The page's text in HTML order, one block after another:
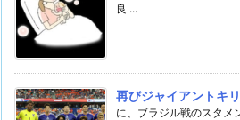
良 ...
再びジャイアントキ
に、ブラジル戦のスタメ